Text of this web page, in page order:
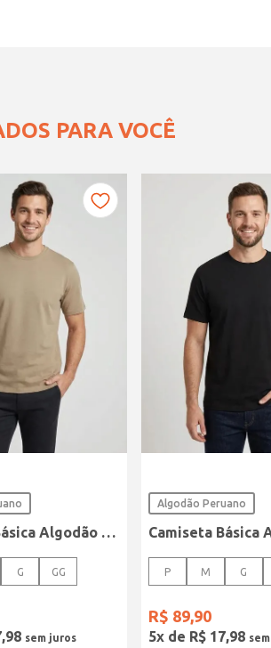
PARA VOCÊ
Camiseta Básica Algodão Peruano Elétron Masculina CAQUI
G GG
,98
Algodão Peruano
P M G
R$ 89,90
5x de R$ 17,98